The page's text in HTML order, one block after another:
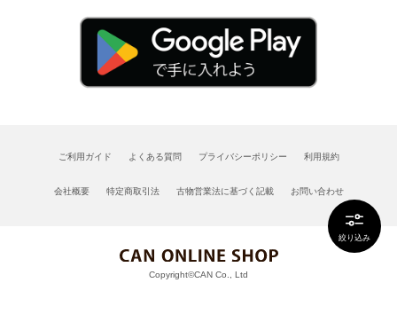
絞り込み
ご利用ガイド よくある質問 プライバシーポリシー 利用規約
会社概要 特定商取引法 古物営業法に基づく記載 お問い合わせ
Copyright©CAN Co., Ltd